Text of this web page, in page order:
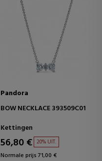
Pandora
BOW NECKLACE 393509C01
Kettingen
56,80 € 20% UIT.
Normale prijs 71,00 €